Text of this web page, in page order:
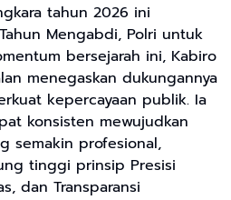
tahun 2026 ini
Mengabdi, Polri untuk
bersejarah ini, Kabiro
menegaskan dukungannya
kepercayaan publik. Ia
konsisten mewujudkan
semakin profesional,
tinggi prinsip Presisi
dan Transparansi